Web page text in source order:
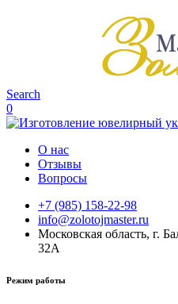
Search
0
О нас
Отзывы
Вопросы
+7 (985) 158-22-98
info@zolotojmaster.ru
Московская область, г.
32А
Режим работы